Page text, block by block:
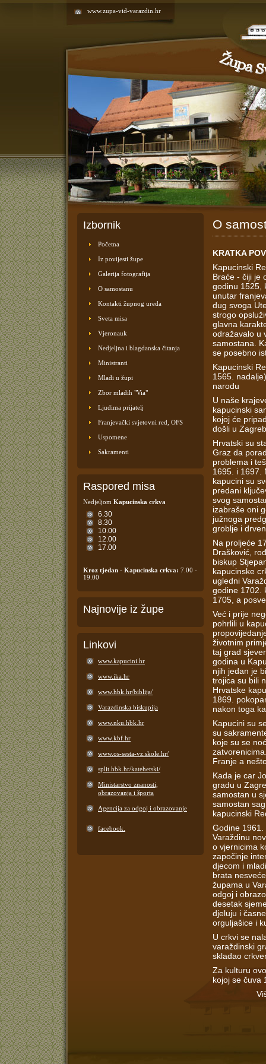
www.zupa-vid-varazdin.hr
Izbornik
Početna
Iz povijesti župe
Galerija fotografija
O samostanu
Kontakti župnog ureda
Sveta misa
Vjeronauk
Nedjeljna i blagdanska čitanja
Ministranti
Mladi u župi
Zbor mladih "Via"
Ljudima prijatelj
Franjevački svjetovni red, OFS
Uspomene
Sakramenti
Raspored misa
Nedjeljom Kapucinska crkva
6.30
8.30
10.00
12.00
17.00
Kroz tjedan - Kapucinska crkva: 7.00 -
19.00
Najnovije iz župe
Linkovi
www.kapucini.hr
www.ika.hr
www.hbk.hr/biblija/
Varazdinska biskupija
www.nku.hbk.hr
www.kbf.hr
www.os-sesta-vz.skole.hr/
split.hbk.hr/katehetski/
Ministarstvo znanosti,
obrazovanja i športa
Agencija za odgoj i obrazovanje
facebook.
O
KRATKA
Kapucinski
Braće - čiji je
godinu 1525,
unutar
dug svoga
strogo
glavna
odražavalo u
samostana.
se posebno
Kapucinski
1565.
narodu
U naše
kapucinski
kojoj će
došli u
Hrvatski su
Graz da
problema i
1695. i 1697.
kapucini su
predani
svog
izabraše oni
južnoga
groblje i
Na proljeće
Drašković,
biskup
kapucinske
ugledni
godine 1702.
1705, a
Već i prije
pohrlili u
životnim
taj grad
godina u
njih jedan je
trojica su bili
Hrvatske
1869.
nakon toga
Kapucini su
su
koje su se
Franje a
Kada je car
gradu u
samostan u
samostan
kapucinski
Godine
Varaždinu
o vjernicima
započinje
djecom i
brata
župama u
odgoj i
desetak
djeluju i
orguljašice i
U crkvi se
varaždinski
skladao
Za kulturu
kojoj se čuva